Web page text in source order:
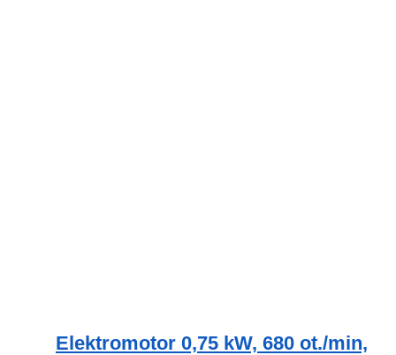
Elektromotor 0,75 kW, 680 ot./min,